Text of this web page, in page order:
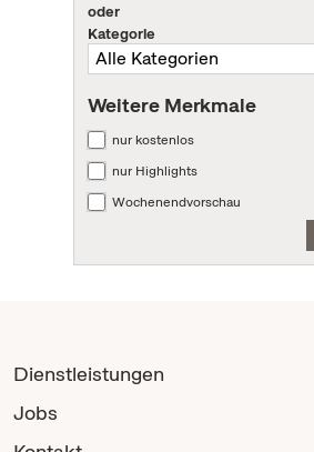
oder
Kategorie
Weitere Merkmale
nur kostenlos
nur Highlights
Wochenendvorschau
Dienstleistungen
Jobs